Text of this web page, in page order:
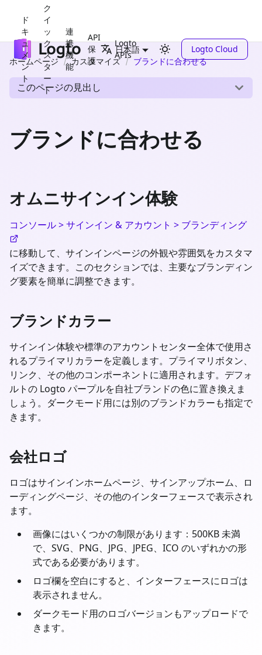
ド
キ
ュ
メ
ン
ト
ク
イ
ッ
ク
ス
タ
ー
ト
連
携
機
能
API
保
護
Logto
APIs
日本語
Logto Cloud
ホームページ
カスタマイズ ブランドに合わせる
このページの見出し
ブランドに合わせる
オムニサインイン体験
コンソール > サインイン & アカウント > ブランディング
に移動して、サインインページの外観や雰囲気をカスタマ
イズできます。このセクションでは、主要なブランディン
グ要素を簡単に調整できます。
ブランドカラー
サインイン体験や標準のアカウントセンター全体で使用さ
れるプライマリカラーを定義します。プライマリボタン、
リンク、その他のコンポーネントに適用されます。デフォ
ルトの Logto パープルを自社ブランドの色に置き換えま
しょう。ダークモード用には別のブランドカラーも指定で
きます。
会社ロゴ
ロゴはサインインホームページ、サインアップホーム、ロ
ーディングページ、その他のインターフェースで表示され
ます。
画像にはいくつかの制限があります：500KB 未満
で、SVG、PNG、JPG、JPEG、ICO のいずれかの形
式である必要があります。
ロゴ欄を空白にすると、インターフェースにロゴは
表示されません。
ダークモード用のロゴバージョンもアップロードで
きます。